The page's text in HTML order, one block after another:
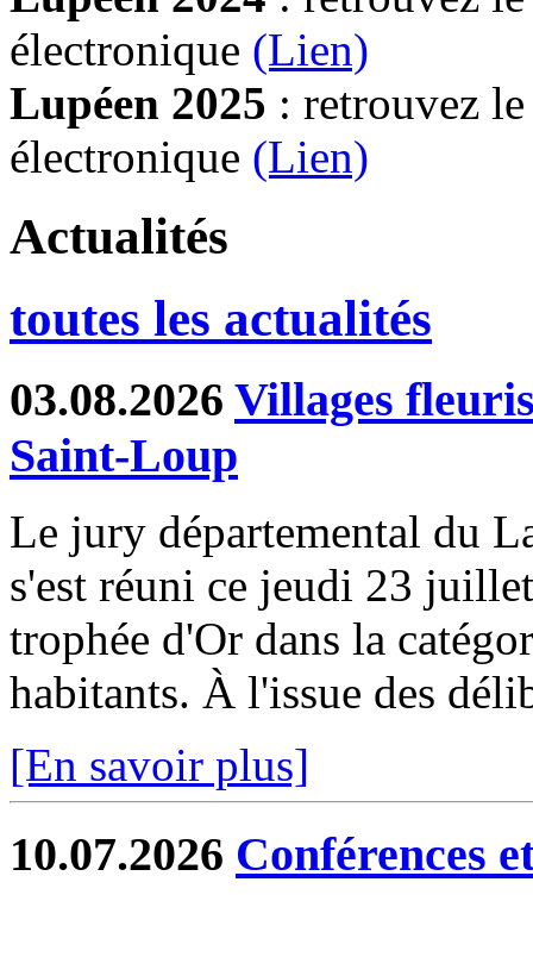
électronique (Lien)
Lupéen 2025 : retrouvez
électronique (Lien)
Actualités
toutes les actualités
03.08.2026 Villages
Saint-Loup
Le jury départemental du
s'est réuni ce jeudi 23
trophée d'Or dans la
habitants. À l'issue des
[En savoir plus]
10.07.2026 Conférences